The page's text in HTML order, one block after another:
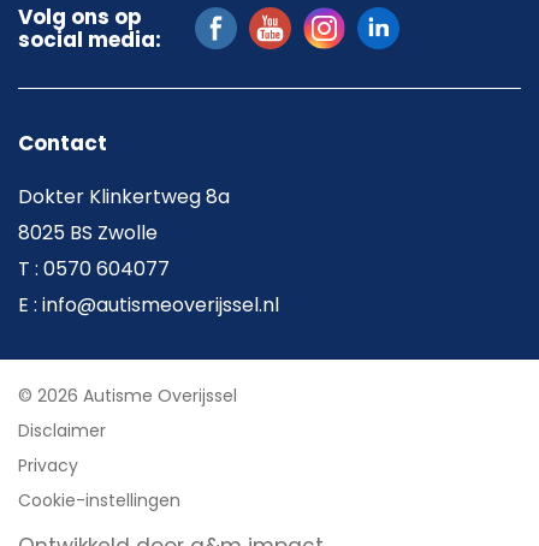
Volg ons op
social media:
Contact
Dokter Klinkertweg 8a
8025 BS Zwolle
T : 0570 604077
E : info@autismeoverijssel.nl
© 2026 Autisme Overijssel
Disclaimer
Privacy
Cookie-instellingen